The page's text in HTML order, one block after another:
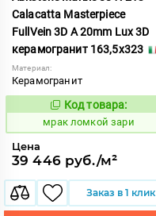
Calacatta Masterpiece
FullVein 3D A 20mm Lux 3D
керамогранит 163,5x323
Материал:
Керамогранит
1052903
Код товара:
мрак ломкой зари
Цена
39 446 руб./м²
Заказ в 1 клик